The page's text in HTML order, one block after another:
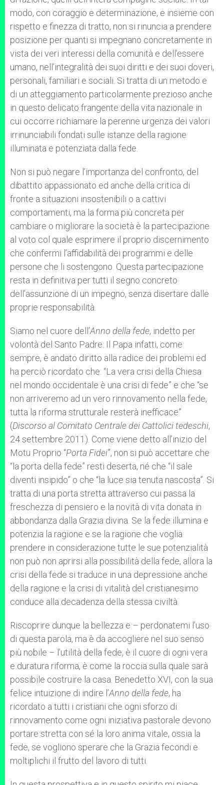
modo, con coraggio e determinazione, e insieme con
rispetto e finezza di tratto, non si rinuncia a prendere
posizione per quanti si impegnano concretamente in
vista dei veri interessi della comunità e dell’essere
umano, nell’integralità dei suoi diritti e dei suoi doveri,
personali, familiari e sociali. Si tratta di un metodo e
di un atteggiamento particolarmente prezioso anche
in questo delicato frangente della vita nazionale in
cui occorre richiamare la perenne urgenza dei valori
irrinunciabili fondati sulle istanze della ragione
illuminata e potenziata dalla fede.
Non si può negare l’importanza del confronto, del
dibattito appassionato ed anche della critica di
fronte a situazioni insostenibili o a cattivi
comportamenti, ma la forma più concreta per
cambiare o migliorare la società è la partecipazione
al voto col quale esprimere il proprio discernimento
che confermi l’affidabilità dei programmi e delle
persone che li sostengono. Questa partecipazione
resta in definitiva per tutti il segno concreto
dell’assunzione di un impegno, senza disertare dalle
proprie responsabilità.
Siamo nel cuore dell’Anno della fede, indetto per
volontà del Santo Padre. Il Papa infatti, come
sempre, è andato diritto alla radice dei problemi ed
ha perciò ricordato che: “La vera crisi della Chiesa
nel mondo occidentale è una crisi di fede” e che “se
non arriveremo ad un vero rinnovamento nella fede,
tutta la riforma strutturale resterà inefficace”
(Discorso al Comitato Centrale dei Cattolici tedeschi,
24 settembre 2011). Come viene detto all’inizio del
Motu Proprio “Porta Fidei”, non si può accettare che
“la porta della fede” resti deserta, né che “il sale
diventi insipido” o che “la luce sia tenuta nascosta”. Si
tratta di una porta stretta attraverso cui passa la
freschezza di pensiero e la novità di vita donata in
abbondanza dalla Grazia divina. Se la fede illumina e
potenzia la ragione e se la ragione che voglia
prendere in considerazione tutte le sue potenzialità
non può non aprirsi alla possibilità della fede, allora la
crisi della fede si traduce in una depressione anche
della ragione e la crisi di vitalità del cristianesimo
conduce alla decadenza della stessa civiltà.
Riscoprire dunque la bellezza e – perdonatemi l’uso
di questa parola, ma è da accogliere nel suo senso
più nobile – l’utilità della fede, è il cuore di ogni vera
e duratura riforma, è come la roccia sulla quale sarà
possibile costruire la casa. Benedetto XVI, con la sua
felice intuizione di indire l’Anno della fede, ha
ricordato a tutti i cristiani che ogni sforzo di
rinnovamento come ogni iniziativa pastorale devono
portare stretta con sé la loro anima vitale, ossia la
fede, se vogliono sperare che la Grazia fecondi e
moltiplichi il frutto del lavoro di tutti.